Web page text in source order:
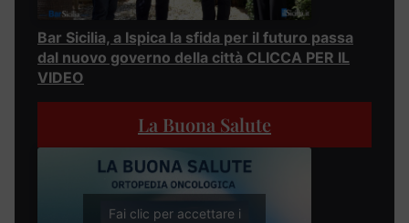
Bar Sicilia, a Ispica la sfida per il futuro passa
dal nuovo governo della città CLICCA PER IL
VIDEO
La Buona Salute
Fai clic per accettare i